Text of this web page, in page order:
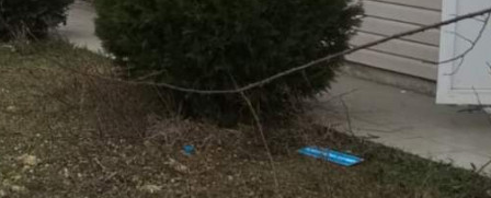
Продажа
Желаемый / подходящий вид деятельности
Не указано
Назначение
Не указано
Размер площади (м2)
698.8
Цена за помещение
12 600 000 руб.
О помещении